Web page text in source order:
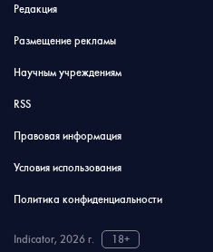
Редакция
Размещение рекламы
Научным учреждениям
RSS
Правовая информация
Условия использования
Политика конфиденциальности
Indicator, 2026 г. 18+